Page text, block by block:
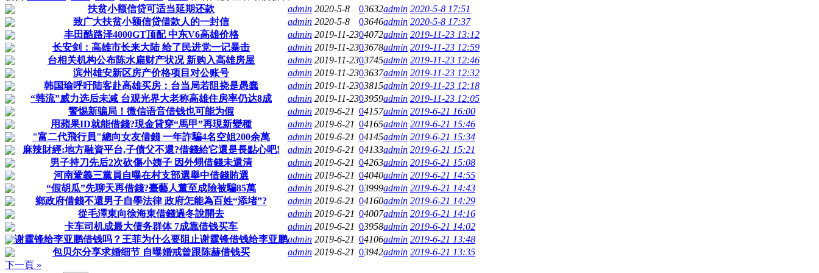
扶贫小额信贷可适当延期还款
admin 2020-5-8 03632admin 2020-5-8 17:51
致广大扶贫小额信贷借款人的一封信
admin 2020-5-8 03646admin 2020-5-8 17:37
丰田酷路泽4000GT顶配 中东V6高雄价格
admin 2019-11-2304072admin 2019-11-23 13:12
长安剑：高雄市长来大陆 给了民进党一记暴击
admin 2019-11-2303678admin 2019-11-23 12:59
台相关机构公布陈水扁财产状况 新购入高雄房屋
admin 2019-11-2303745admin 2019-11-23 12:46
滨州雄安新区房产价格项目对公账号
admin 2019-11-2303637admin 2019-11-23 12:32
韩国瑜呼吁陆客赴高雄买房：台当局若阻挠是愚蠢
admin 2019-11-2303815admin 2019-11-23 12:18
“韩流”威力选后未减 台观光界大老称高雄住房率仍达8成
admin 2019-11-2303959admin 2019-11-23 12:05
警惕新骗局！微信语音借钱也可能为假
admin 2019-6-21 04157admin 2019-6-21 16:00
用蘋果ID就能借錢?現金貸穿“馬甲”再現新變種
admin 2019-6-21 04165admin 2019-6-21 15:46
"富二代飛行員"總向女友借錢 一年詐騙4名空姐200余萬
admin 2019-6-21 04145admin 2019-6-21 15:34
麻辣財經:地方融資平台,子債父不還?借錢給它還是長點心吧!
admin 2019-6-21 04133admin 2019-6-21 15:21
男子持刀先后2次砍傷小姨子 因外甥借錢未還清
admin 2019-6-21 04263admin 2019-6-21 15:08
河南鞏義三黨員自曝在村支部選舉中借錢賄選
admin 2019-6-21 04040admin 2019-6-21 14:55
“假胡瓜”先聊天再借錢?臺藝人董至成險被騙85萬
admin 2019-6-21 03999admin 2019-6-21 14:43
鄉政府借錢不還男子自學法律 政府怎能為百姓“添堵”?
admin 2019-6-21 04160admin 2019-6-21 14:29
從毛澤東向徐海東借錢過冬說開去
admin 2019-6-21 04007admin 2019-6-21 14:16
卡车司机成最大债务群体 7成靠借钱买车
admin 2019-6-21 03958admin 2019-6-21 14:02
谢霆锋给李亚鹏借钱吗？王菲为什么要阻止谢霆锋借钱给李亚鹏admin 2019-6-21 04106admin 2019-6-21 13:48
包贝尔分享求婚细节 自曝婚戒曾跟陈赫借钱买
admin 2019-6-21 03942admin 2019-6-21 13:35
下一頁 »